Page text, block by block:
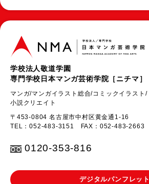
学校法人敬道学園
専門学校日本マンガ芸術学院［ニチマ］
マンガ/マンガイラスト総合/コミックイラスト/
小説クリエイト
〒453-0804 名古屋市中村区黄金通1-16
TEL：052-483-3151 FAX：052-483-2663
0120-353-816
デジタルパンフレット